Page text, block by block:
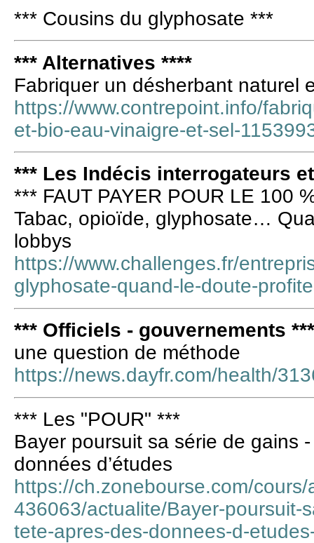
*** Cousins du glyphosate ***
*** Alternatives ****
Fabriquer un désherbant naturel
https://www.contrepoint.info/
et-bio-eau-vinaigre-et-sel-
*** Les Indécis interrogateurs
*** FAUT PAYER POUR LE 100
Tabac, opioïde, glyphosate…
lobbys
https://www.challenges.fr/
glyphosate-quand-le-doute-
*** Officiels - gouvernements ***
une question de méthode
https://news.dayfr.com/health/
*** Les "POUR" ***
Bayer poursuit sa série de gains
données d’études
https://ch.zonebourse.com/
436063/actualite/Bayer-poursuit-
tete-apres-des-donnees-d-